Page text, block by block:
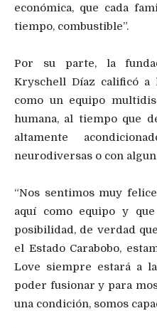
económica, que cada
tiempo, combustible”.
Por su parte, la
Kryschell Díaz calificó
como un equipo
humana, al tiempo que
altamente
neurodiversas o con
“Nos sentimos muy
aquí como equipo y
posibilidad, de verdad
el Estado Carabobo,
Love siempre estará a
poder fusionar y para
una condición, somos